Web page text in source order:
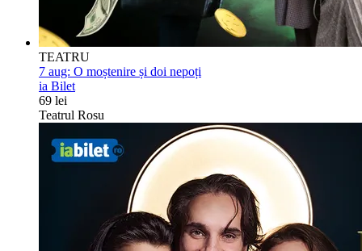
TEATRU
7 aug: O moștenire și doi nepoți
ia Bilet
69 lei
Teatrul Rosu